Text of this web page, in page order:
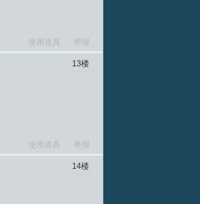
使用道具 举报
13楼
使用道具 举报
14楼